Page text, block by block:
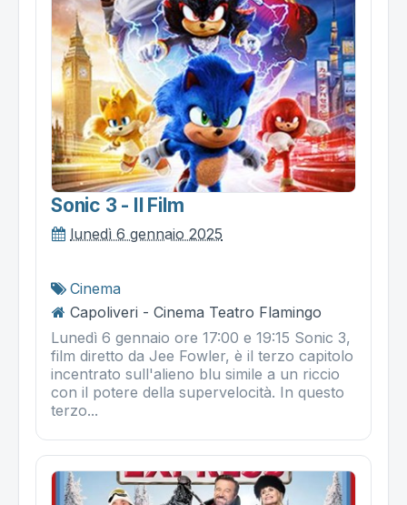
Sonic 3 - Il Film
lunedì 6 gennaio 2025
Cinema
Capoliveri - Cinema Teatro Flamingo
Lunedì 6 gennaio ore 17:00 e 19:15 Sonic 3,
film diretto da Jee Fowler, è il terzo capitolo
incentrato sull'alieno blu simile a un riccio
con il potere della supervelocità. In questo
terzo...